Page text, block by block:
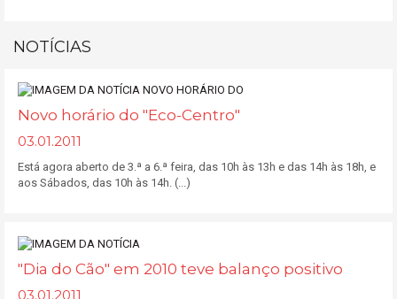
NOTÍCIAS
Novo horário do "Eco-Centro"
03.01.2011
Está agora aberto de 3.ª a 6.ª feira, das 10h às 13h e das 14h às 18h, e
aos Sábados, das 10h às 14h. (...)
"Dia do Cão" em 2010 teve balanço positivo
03.01.2011